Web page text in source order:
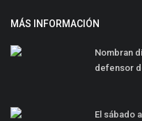
MÁS INFORMACIÓN
Nombran
defensor
El sábado